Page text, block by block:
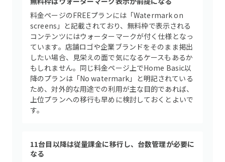
料金ページのFREEプランには「Watermark on
screens」と記載されており、無料枠で表示される
コンテンツにはウォーターマークが付く仕様となっ
ています。店舗ロゴや企業ブランドをそのまま掲出
したい場合、見栄えの面で気になるケースもあるか
もしれません。同じ料金ページ上でHome Basic以
降のプランは「No watermark」と明記されている
ため、対外的な用途での利用が主な目的であれば、
上位プランへの移行も早めに検討しておくとよいで
す。
11台目以降は従量課金に移行し、台数管理が必要に
なる